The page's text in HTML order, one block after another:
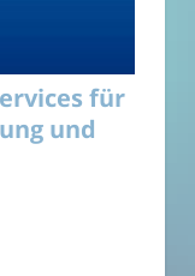
für
und